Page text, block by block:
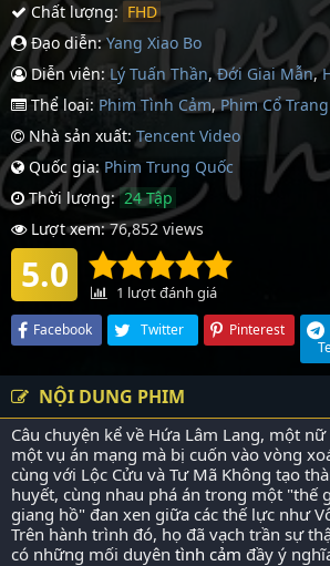
Chất lượng: FHD
Đạo diễn: Yang Xiao Bo
Diễn viên: Lý Tuấn Thần,Đới Giai Mẫn,
Thể loại: Phim Tình Cảm,Phim Cổ Trang
Nhà sản xuất: Tencent Video
Quốc gia: Phim Trung Quốc
Thời lượng: 24 Tập
Lượt xem: 76,852 views
5.0 1 lượt đánh giá
Facebook Twitter
Pinterest
NỘI DUNG PHIM
Câu chuyện kể về Hứa Lâm Lang, một
một vụ án mạng mà bị cuốn vào vòng
cùng với Lộc Cửu và Tư Mã Không tạo
huyết, cùng nhau phá án trong một "thế
giang hồ" đan xen giữa các thế lực như
Trên hành trình đó, họ đã vạch trần sự
có những mối duyên tình cảm đầy ý